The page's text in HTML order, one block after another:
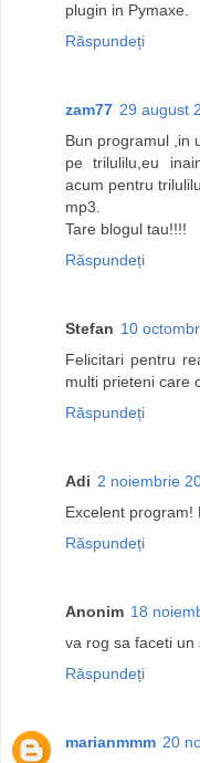
plugin in Pymaxe.
Răspundeți
zam77 29 august
Bun programul ,in
pe trilulilu,eu
acum pentru
mp3.
Tare blogul tau!!!!
Răspundeți
Stefan 10
Felicitari pentru
multi prieteni care
Răspundeți
Adi 2 noiembrie
Excelent program!
Răspundeți
Anonim 18
va rog sa faceti
Răspundeți
marianmmm 20